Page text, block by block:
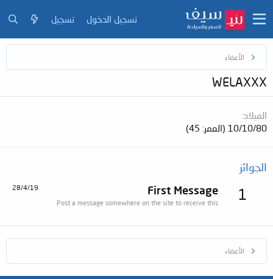
تسجيل الدخول تسجيل
الأعضاء
WELAXXX
الميلاد
10/10/80 (العمر: 45)
الجوائز
1
28/4/19 First Message
Post a message somewhere on the site to receive this.
الأعضاء